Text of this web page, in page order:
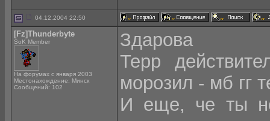
04.12.2004 22:50
[Fz]Thunderbyte
SoK Member
На форумах с января 2003
Местонахождение: Минск
Сообщений: 102
Здарова
Терр
морозил - мб гг
И еще, че ты